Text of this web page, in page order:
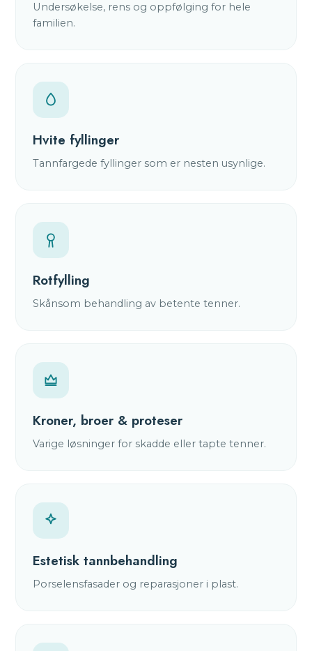
Undersøkelse, rens og oppfølging for hele
familien.
Hvite fyllinger
Tannfargede fyllinger som er nesten usynlige.
Rotfylling
Skånsom behandling av betente tenner.
Kroner, broer & proteser
Varige løsninger for skadde eller tapte tenner.
Estetisk tannbehandling
Porselensfasader og reparasjoner i plast.